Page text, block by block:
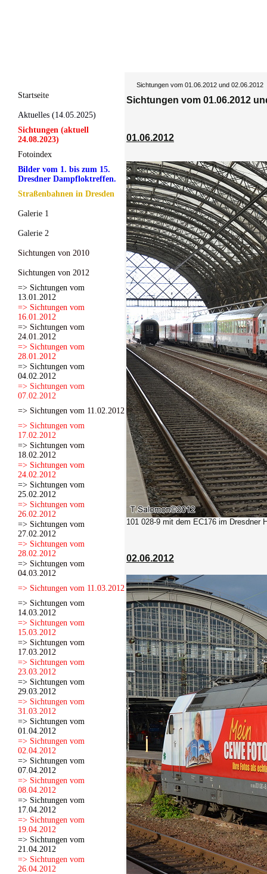
Startseite
Aktuelles (14.05.2025)
Sichtungen (aktuell
24.08.2023)
Fotoindex
Bilder vom 1. bis zum 15.
Dresdner Dampfloktreffen.
Straßenbahnen in Dresden
Galerie 1
Galerie 2
Sichtungen von 2010
Sichtungen von 2012
=> Sichtungen vom
13.01.2012
=> Sichtungen vom
16.01.2012
=> Sichtungen vom
24.01.2012
=> Sichtungen vom
28.01.2012
=> Sichtungen vom
04.02.2012
=> Sichtungen vom
07.02.2012
=> Sichtungen vom 11.02.2012
=> Sichtungen vom
17.02.2012
=> Sichtungen vom
18.02.2012
=> Sichtungen vom
24.02.2012
=> Sichtungen vom
25.02.2012
=> Sichtungen vom
26.02.2012
=> Sichtungen vom
27.02.2012
=> Sichtungen vom
28.02.2012
=> Sichtungen vom
04.03.2012
=> Sichtungen vom 11.03.2012
=> Sichtungen vom
14.03.2012
=> Sichtungen vom
15.03.2012
=> Sichtungen vom
17.03.2012
=> Sichtungen vom
23.03.2012
=> Sichtungen vom
29.03.2012
=> Sichtungen vom
31.03.2012
=> Sichtungen vom
01.04.2012
=> Sichtungen vom
02.04.2012
=> Sichtungen vom
07.04.2012
=> Sichtungen vom
08.04.2012
=> Sichtungen vom
17.04.2012
=> Sichtungen vom
19.04.2012
=> Sichtungen vom
21.04.2012
=> Sichtungen vom
26.04.2012
Sichtungen vom 01.06.2012 und 02.06.2012
Sichtungen vom 01.06.2012
01.06.2012
101 028-9 mit dem EC176 im Dresdner
02.06.2012